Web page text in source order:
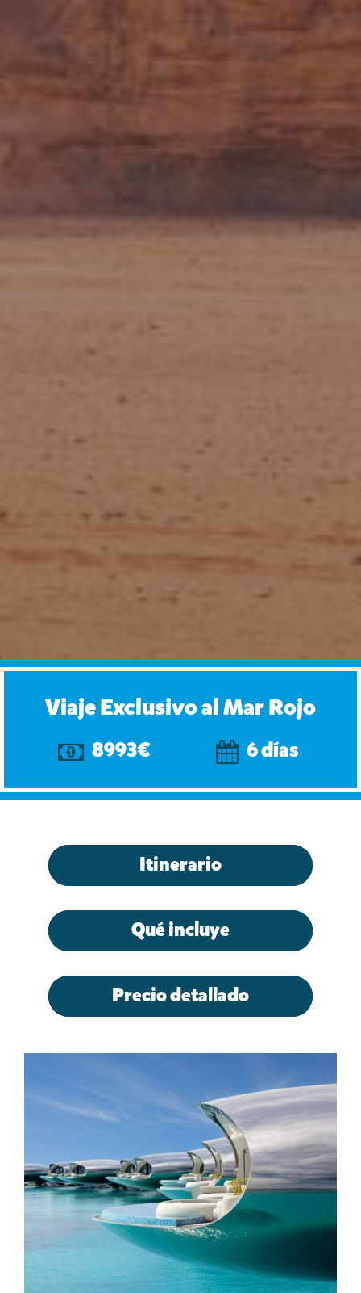
Viaje Exclusivo al Mar Rojo
8993€ 6 días
Itinerario
Qué incluye
Precio detallado